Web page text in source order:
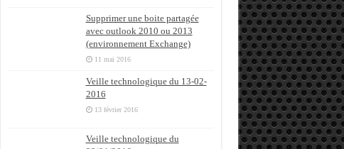
Supprimer une boite partagée
avec outlook 2010 ou 2013
(environnement Exchange)
11 mai 2016
Veille technologique du 13-02-
2016
13 février 2016
Veille technologique du